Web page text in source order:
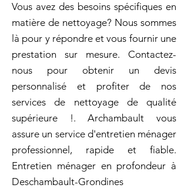
Vous avez des besoins spécifiques en
matière de nettoyage? Nous sommes
là pour y répondre et vous fournir une
prestation sur mesure. Contactez-
nous pour obtenir un devis
personnalisé et profiter de nos
services de nettoyage de qualité
supérieure !. Archambault vous
assure un service d'entretien ménager
professionnel, rapide et fiable.
Entretien ménager en profondeur à
Deschambault-Grondines